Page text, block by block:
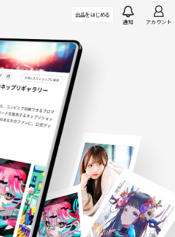
メディバンネップリ
出品をはじめる
通知 アカウント